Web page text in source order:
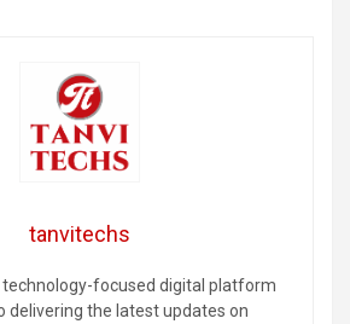
tanvitechs
technology-focused digital platform
delivering the latest updates on